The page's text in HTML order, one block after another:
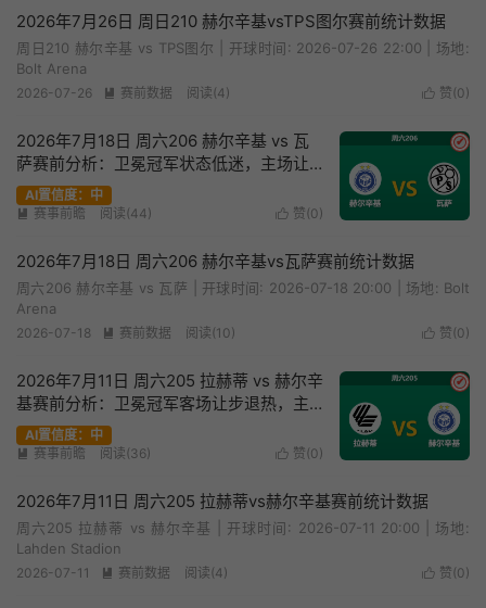
2026年7月26日 周日210 赫尔辛基vsTPS图尔赛前统计数据
周日210 赫尔辛基 vs TPS图尔 | 开球时间: 2026-07-26 22:00 | 场地:
Bolt Arena
 赞(0)
2026-07-26  赛前数据 阅读(4)
✔
2026年7月18日 周六206 赫尔辛基 vs 瓦
萨赛前分析：卫冕冠军状态低迷，主场让
步退热是否暗藏冷意？
AI置信度：中
 赞(0)
 赛事前瞻 阅读(44)
2026年7月18日 周六206 赫尔辛基vs瓦萨赛前统计数据
周六206 赫尔辛基 vs 瓦萨 | 开球时间: 2026-07-18 20:00 | 场地: Bolt
Arena
 赞(0)
2026-07-18  赛前数据 阅读(10)
✔
2026年7月11日 周六205 拉赫蒂 vs 赫尔辛
基赛前分析：卫冕冠军客场让步退热，主
队能否延续交锋优势？
AI置信度：中
 赞(0)
 赛事前瞻 阅读(36)
2026年7月11日 周六205 拉赫蒂vs赫尔辛基赛前统计数据
周六205 拉赫蒂 vs 赫尔辛基 | 开球时间: 2026-07-11 20:00 | 场地:
Lahden Stadion
 赞(0)
2026-07-11  赛前数据 阅读(4)